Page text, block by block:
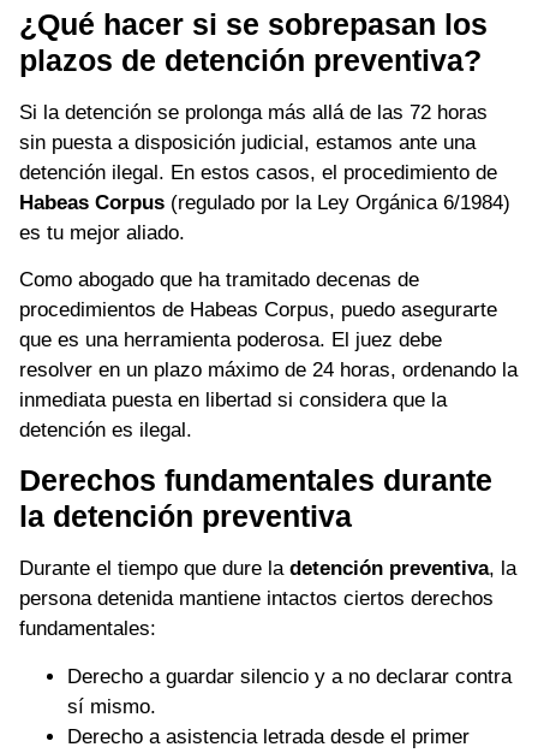
¿Qué hacer si se sobrepasan los
plazos de detención preventiva?
Si la detención se prolonga más allá de las 72 horas
sin puesta a disposición judicial, estamos ante una
detención ilegal. En estos casos, el procedimiento de
Habeas Corpus (regulado por la Ley Orgánica 6/1984)
es tu mejor aliado.
Como abogado que ha tramitado decenas de
procedimientos de Habeas Corpus, puedo asegurarte
que es una herramienta poderosa. El juez debe
resolver en un plazo máximo de 24 horas, ordenando la
inmediata puesta en libertad si considera que la
detención es ilegal.
Derechos fundamentales durante
la detención preventiva
Durante el tiempo que dure la detención preventiva, la
persona detenida mantiene intactos ciertos derechos
fundamentales:
Derecho a guardar silencio y a no declarar contra
sí mismo.
Derecho a asistencia letrada desde el primer